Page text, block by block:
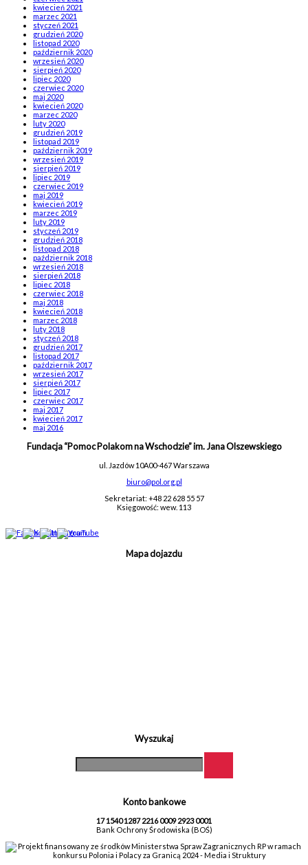
kwiecień 2021
marzec 2021
styczeń 2021
grudzień 2020
listopad 2020
październik 2020
wrzesień 2020
sierpień 2020
lipiec 2020
czerwiec 2020
maj 2020
kwiecień 2020
marzec 2020
luty 2020
grudzień 2019
listopad 2019
październik 2019
wrzesień 2019
sierpień 2019
lipiec 2019
czerwiec 2019
maj 2019
kwiecień 2019
marzec 2019
luty 2019
styczeń 2019
grudzień 2018
listopad 2018
październik 2018
wrzesień 2018
sierpień 2018
lipiec 2018
czerwiec 2018
maj 2018
kwiecień 2018
marzec 2018
luty 2018
styczeń 2018
grudzień 2017
listopad 2017
październik 2017
wrzesień 2017
sierpień 2017
lipiec 2017
czerwiec 2017
maj 2017
kwiecień 2017
maj 2016
Fundacja “Pomoc Polakom na Wschodzie” im. Jana Olszewskiego
ul. Jazdów 10A00-467 Warszawa
biuro@pol.org.pl
Sekretariat: +48 22 628 55 57
Księgowość: wew. 113
Mapa dojazdu
Wyszukaj
Konto bankowe
17 1540 1287 2216 0009 2923 0001
Bank Ochrony Środowiska (BOŚ)
Projekt finansowany ze środków Ministerstwa Spraw Zagranicznych RP w ramach
konkursu Polonia i Polacy za Granicą 2024 - Media i Struktury